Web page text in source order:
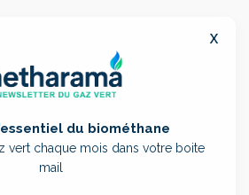
x
du biométhane
vert chaque mois dans votre boite
mail